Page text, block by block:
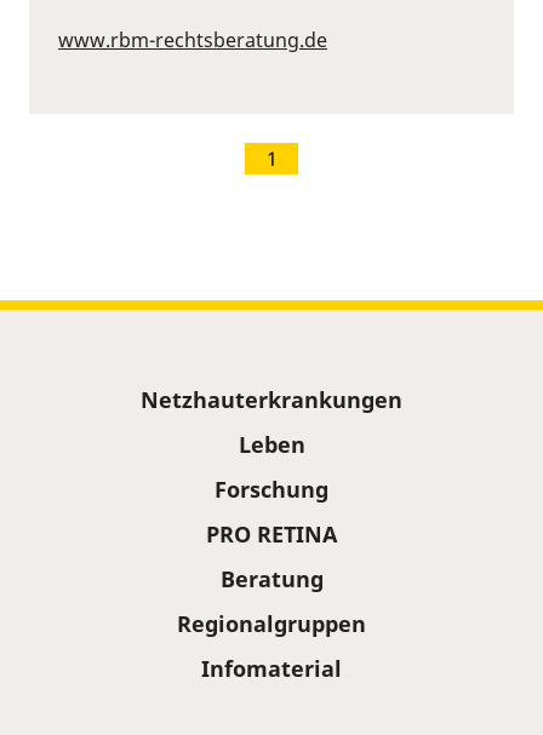
www.rbm-rechtsberatung.de
1
Netzhauterkrankungen
Leben
Forschung
PRO RETINA
Beratung
Regionalgruppen
Infomaterial